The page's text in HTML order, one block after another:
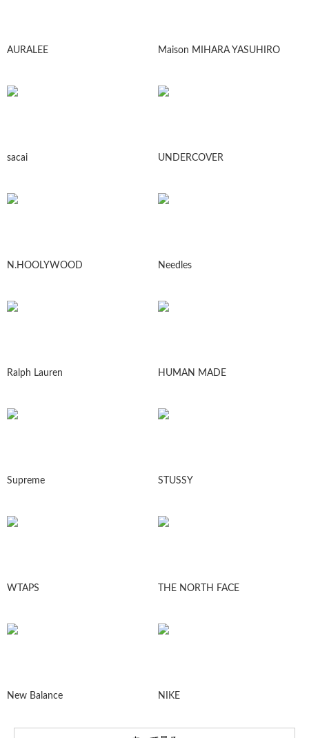
AURALEE Maison MIHARA YASUHIRO
sacai UNDERCOVER
N.HOOLYWOOD Needles
Ralph Lauren HUMAN MADE
Supreme STUSSY
WTAPS THE NORTH FACE
New Balance NIKE